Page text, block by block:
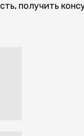
получить